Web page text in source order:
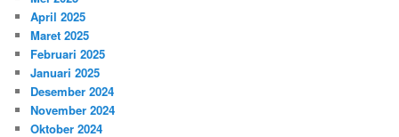
April 2025
Maret 2025
Februari 2025
Januari 2025
Desember 2024
November 2024
Oktober 2024